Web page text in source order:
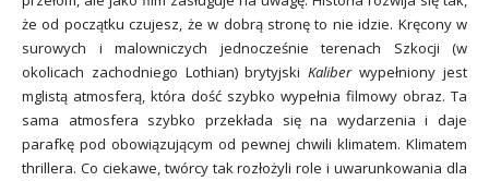
że od początku czujesz, że w dobrą stronę to nie idzie. Kręcony w
surowych i malowniczych jednocześnie terenach Szkocji (w
okolicach zachodniego Lothian) brytyjskiKaliberwypełniony jest
mglistą atmosferą, która dość szybko wypełnia filmowy obraz. Ta
sama atmosfera szybko przekłada się na wydarzenia i daje
parafkę pod obowiązującym od pewnej chwili klimatem. Klimatem
thrillera. Co ciekawe, twórcy tak rozłożyli role i uwarunkowania dla